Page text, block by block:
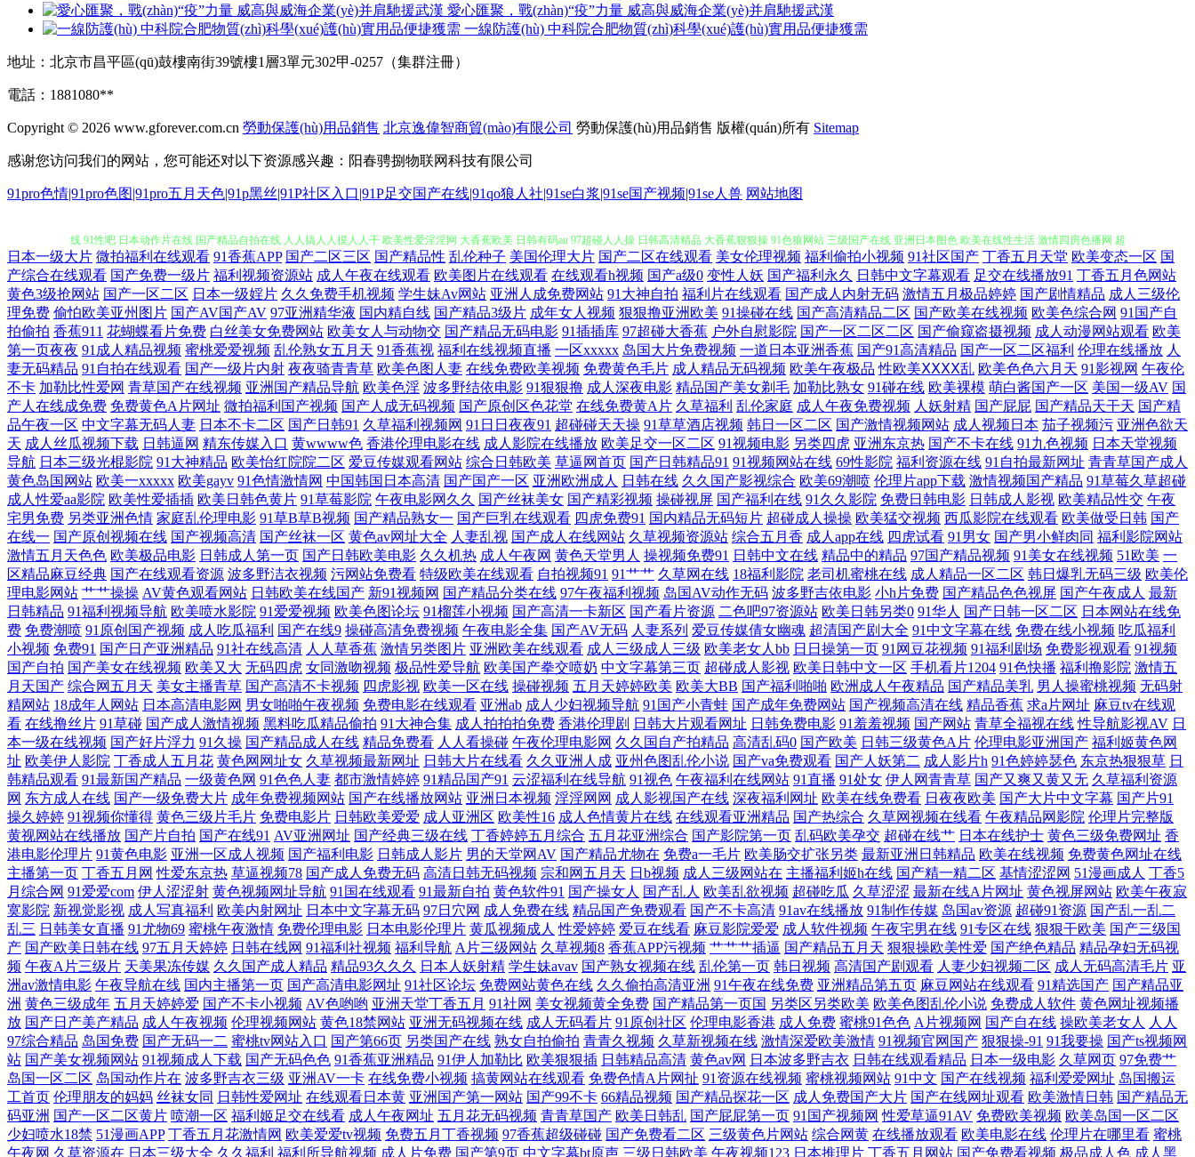
愛心匯聚，戰(zhàn)“疫”力量 威高與威海企業(yè)并肩馳援武漢
一線防護(hù) 中科院合肥物質(zhì)科學(xué)護(hù)實用品便捷獲需
地址：北京市昌平區(qū)鼓樓南街39號樓1層3單元302甲-0257（集群注冊）
電話：1881080**
Copyright © 2026 www.gforever.com.cn 勞動保護(hù)用品銷售 北京逸偉智商貿(mào)有限公司 勞動保護(hù)用品銷售 版權(quán)所有 Sitemap
感谢您访问我们的网站，您可能还对以下资源感兴趣：阳春骋捌物联网科技有限公司
91pro色情|91pro色图|91pro五月天色|91p黑丝|91P社区入口|91P足交国产在线|91qo狼人社|91se白浆|91se国产视频|91se人兽 网站地图
日本三级精品久久一区二区欧美 avtb麻豆花绯 海角社区福利视频 国产红杏导航 WWW快播 香蕉伊人在线 91jk白丝在线 天堂网亚洲区手机版 久久露脸视频 人妖射精 丁香影院 奇优伦理片 日韩伦理在线 91福利com 日韩欧美综合在
碰人人操人 超碰97在线播放 日本韩国成人 天天操WWW 人人爽人人爽AV 另类成版 AV日日插 免费色色网站 午夜久久看片 人人撸人人色 超碰人人人操 肏屄的视频不卡的 中文字幕日韩有码 天堂男人操 激情人妻中文字幕 超碰人
妻爽 手机在线视91 波多野吉衣无码 国产传媒专区 黄碟视频久久 91色网入口在线看 七次郎在线视频 www99人人 美女奸三级 AV另类TS 人人视频官网首页电脑版 日本福利网站苹果tv 超碰勉费人妻 日本a区 亚洲免费成 久久天堂
超碰 91操操操人人操 91香蕉传媒 人人操人人操人91 青娱乐超碰吧 超碰人人三级 97欧美色色 西瓜视频 91网在线 人人影院操 青青草综合 免费的肏屄网址 五月天干逼网站2 韩国少妇VA 久久草青青草av www精品97 亚洲黄色免费
视频 999色综合 婷婷爱玖玖 AAA国产999 日韩高清成人 欧美干b网 青青草国产 九一福利社 精品国产日日夜夜 日本a天堂 草久在线视频 影音先锋麻豆天美 91在现观看免费网站 探花视频 视频在线第91页 日韩v片 日韩无码绯色av
免费电影在线观看网站 欧美岛国123 精品无码一区二区人妻久久蜜桃 日韩狼友网站 超碰色日本超碰色 国产高潮免费 www97人人爽 亚洲一区 91大香蕉福利在线 日爽人人爱 91一区二区 人操人精品 91最新网站 国产自慰网址 日韩
美淫社 艹逼91网站污污大香蕉大香蕉 影音先锋中文资源av 91社区福利 午夜片在线观看 A片网站入口 日本天堂黃色網頁 欧美99视频 秋霞伦理网 久久草草视频成人 欧美性爱首页 91高清视频网站 九九视频网 91欧洲视频 大香蕉网
导航 国产肛交91 97超碰操 天天人人人妻 91草草 日韩丝袜美腿 蜜桃草91视频 青青草莓视频 国产日韩精品久久久久久久久久 国产91网址 国产白虎白丝 超碰情趣av AV香蕉99 影视哚哚理论先锋 91在线免费观看羞 婷婷日逼网 AV性
爱网 日本高清网址 岛国aV在线免费 青草视频下载 女优天堂在线 久久艾香蕉视 91精东传媒网站 国外免费视频 日韩色图导航 超碰性爱天天 在线免费看福利 91颜色在线免费观看 天天肏屄网 青青草超碰在线 日韩电影成人 97尤物
视频 欧洲精品 免费影院伦理剧 超碰资源网站AV 超碰91熟妇 97超碰人人干 四房色播电影 久久色欧美 99热久草 成人AV男人天堂 日本成人免费 伊人网在线成人AV 不卡第国产色 日本操逼福利在线 欧美青青久久 在线看黄www 51
视频国产在线 色眯眯AV网 免费AV超碰 超碰人妻色图 日本不卡a∨ 精品国产一二三 中文字幕无人区 日本久久香蕉 加勒比成人aV导航 97人人草人人爱 欧洲狠艹 五月激情网站 伪娘性交 超碰97在线草 日韩欧美群P 婷婷成人网导航
女生91小视频大全 超碰美女少妇 麻豆午夜剧场 www日韩网站三及片 最新久久精彩黑料 超碰97精品 中文字幕第4页 99亚洲中文 亚洲成人小说网 91蜜桃臀 四虎99AV 久草美女视频 日韩午夜电影 av涩涩 日韩无码网址 欧洲诱惑影
院 人人妻天天碰 51黑料第一页 欧美亚洲日韩成人 天堂资源网站 麻豆视频中文字幕 91成人观看 久久h9热 欧美另内A∨ 狠狠鲁一鲁小逼片 操逼问址 国产三级在线 91播放 成人AV久久久大香蕉 91福利所 超碰女AV 中文字幕视频在
线 俺来也俺去也wwwse 在线影院 99热大 亚洲福利 91秒拍福利视频 天堂精品在线 2026日日操 日韩有码123 超碰人碰人 人人视频电脑板 欧韩一级精品 人人看人人插人人操 91熟女在线播 青青草人人干AV 韩国美女操逼视频 免费
电影在线看 一本道色逼 九一羞羞视频 91导航在线观看 精品人妻久久久专区 97狠狠色 国产综合福利在线 97超碰人人干 高清在线电影 亚洲AV午夜剧场 超碰青青AV 豆花免费网站 国产91传媒VA 国产另类老女人 第一色色网 69撸
大师 岛国精品蜜臀在线 人妖狼人另类 超碰碰AV 最新中文字幕经典中文 超碰人人爽在线 肏屄视频软件下载 东京热人妻网站 国产红杏导航 超碰日逼wwwcom 国产黄色成人在线 操奶网站91嗯啊啊 中文字幕在线 4438an全国最大五
月成人 www我爱操逼 五月天黄色视频 日韩毛片网站 神马影院首页 欧美视频导航福利 国产资源超碰 sese777 日屄图片 91热爆TS伪娘 大香蕉久久麻豆 日本黄色永久视频 午夜影院黄色 日本欧美电影 久久B 成人污版视频 91偷情综
合网 成人自慰网站香蕉 熟女风骚福利导航 免费观看黄色网址 最新电影在线观看网站 午夜剧场伦理片 人人操人人 99蜜臀视频网 亚洲天天撸 激情四射天柳婷婷 成人福利AV 97操碰操碰 99热首页 超碰在线97资源 www五月天久久
搞爽老女人 日韩av网址大全 国产不卡每日更新 后入黑丝高跟 日韩亚色 天天直播 国产不卡二区 激情色色综合导航 97超碰色色 青青草原的动物
日本一级大片 微拍福利在线观看 91香蕉APP 国产二区三区 国产精品性 乱伦种子 美国伦理大片 国产二区在线观看 美女伦理视频 福利偷拍小视频 91社区国产 丁香五月天堂 欧美变态一区 国
产综合在线观看 国产免费一级片 福利视频资源站 成人午夜在线观看 欧美图片在线观看 在线观看h视频 国产a级0 变性人妖 国产福利永久 日韩中文字幕观看 足交在线播放91 丁香五月色网站
黄色3级抢网站 国产一区二区 日本一级婬片 久久免费手机视频 学生妹Av网站 亚洲人成免费网站 91大神自拍 福利片在线观看 国产成人内射无码 激情五月极品婷婷 国产剧情精品 成人三级伦
理免费 偷怕欧美亚州图片 国产AV国产AV 97亚洲精华液 国内精自线 国产精品3级片 成年女人视频 狠狠撸亚洲欧美 91操碰在线 国产高清精品二区 国产欧美在线视频 欧美色综合网 91国产自
拍偷拍 香蕉911 花蝴蝶看片免费 白丝美女免费网站 欧美女人与动物交 国产精品无码电影 91插插库 97超碰大香蕉 户外自慰影院 国产一区二区二区 国产偷窥盗摄视频 成人动漫网站观看 欧美
第一页夜夜 91成人精品视频 蜜桃爱爱视频 乱伦熟女五月天 91香蕉视 福利在线视频直播 一区xxxxx 岛国大片免费视频 一道日本亚洲香蕉 国产91高清精品 国产一区二区福利 伦理在线播放 人
妻无码精品 91自拍在线观看 国产一级片内射 夜夜骑青青草 欧美色图人妻 在线免费欧美视频 免费黄色毛片 成人精品无码视频 欧美午夜极品 性欧美ⅩⅩⅩⅩ乱 欧美色色六月天 91影视网 午夜伦
不卡 加勒比性爱网 青草国产在线视频 亚洲国产精品导航 欧美色淫 波多野结依电影 91狠狠撸 成人深夜电影 精品国产美女剃毛 加勒比熟女 91碰在线 欧美裸模 萌白酱国产一区 美国一级AV 国
产人在线成免费 免费黄色A片网址 微拍福利国产视频 国产人成无码视频 国产原创区色花堂 在线免费黄A片 久草福利 乱伦家庭 成人午夜免费视频 人妖射精 国产屁屁 国产精品天干天 国产精
品午夜一区 中文字幕无码人妻 日本不卡二区 国产日韩91 久草福利视频网 91日日夜夜91 超碰碰天天操 91草草酒店视频 韩日一区二区 国产激情视频网站 成人视频日本 茄子视频污 亚洲色欲天
天 成人丝瓜视频下载 日韩逼网 精东传媒入口 黄wwww色 香港伦理电影在线 成人影院在线播放 欧美足交一区二区 91视频电影 另类四虎 亚洲东京热 国产不卡在线 91九色视频 日本天堂视频
导航 日本三级光棍影院 91大神精品 欧美怡红院院二区 爱豆传媒观看网站 综合日韩欧美 草逼网首页 国产日韩精品91 91视频网站在线 69性影院 福利资源在线 91自拍最新网址 青青草国产成人
黄色岛国网站 欧美一xxxxx 欧美gayv 91色情激情网 中国韩国日本高清 国产国产一区 亚洲欧洲成人 日韩在线 久久国产影视综合 欧美69潮喷 伦理片app下载 激情视频国产精品 91草莓久草超碰
成人性爱aa影院 欧美性爱插插 欧美日韩色黄片 91草莓影院 午夜电影网久久 国产丝袜美女 国产精彩视频 操碰视屏 国产福利在线 91久久影院 免费日韩电影 日韩成人影视 欧美精品性交 午夜
宅男免费 另类亚洲色情 家庭乱伦理电影 91草B草B视频 国产精品熟女一 国产巨乳在线观看 四虎免费91 国内精品无码短片 超碰成人操操 欧美猛交视频 西瓜影院在线观看 欧美做受日韩 国产
在线一 国产原创视频在线 国产视频高清 国产丝袜一区 黄色av网址大全 人妻乱视 国产成人在线网站 久草视频资源站 综合五月香 成人app在线 四虎试看 91男女 国产男小鲜肉同 福利影院网站
激情五月天色色 欧美极品电影 日韩成人第一页 国产日韩欧美电影 久久机热 成人午夜网 黄色天堂男人 操视频免费91 日韩中文在线 精品中的精品 97国产精品视频 91美女在线视频 51欧美 一
区精品麻豆经典 国产在线观看资源 波多野洁衣视频 污网站免费看 特级欧美在线观看 自拍视频91 91艹艹 久草网在线 18福利影院 老司机蜜桃在线 成人精品一区二区 韩日爆乳无码三级 欧美伦
理电影网站 艹艹操操 AV黄色观看网站 日韩欧美在线国产 新91视频网 国产精品分类在线 97午夜福利视频 岛国AV动作无码 波多野吉依电影 小h片免费 国产精品色色视屏 国产午夜成人 最新
日韩精品 91福利视频导航 欧美喷水影院 91爱爱视频 欧美色图论坛 91榴莲小视频 国产高清一卡新区 国产看片资源 二色吧97资源站 欧美日韩另类0 91华人 国产日韩一区二区 日本网站在线免
费 免费潮喷 91原创国产视频 成人吃瓜福利 国产在线9 操碰高清免费视频 午夜电影全集 国产AV无码 人妻系列 爱豆传媒倩女幽魂 超清国产剧大全 91中文字幕在线 免费在线小视频 吃瓜福利
小视频 免费91 国产日产亚洲精品 91社在线高清 人人草香蕉 激情另类图片 亚洲欧美在线观看 成人三级成人三级 欧美老女人bb 日日操第一页 91网豆花视频 91福利剧场 免费影视观看 91视频
国产自拍 国产美女在线视频 欧美又大 无码四虎 女同激吻视频 极品性爱导航 欧美国产拳交喷奶 中文字幕第三页 超碰成人影视 欧美日韩中文一区 手机看片1204 91色快播 福利撸影院 激情五
月天国产 综合网五月天 美女主播青草 国产高清不卡视频 四虎影视 欧美一区在线 操碰视频 五月天婷婷欧美 欧美大BB 国产福利啪啪 欧洲成人午夜精品 国产精品美乳 男人操蜜桃视频 无码射
精网站 18成年人网站 日本高清电影网 男女啪啪午夜视频 免费电影在线观看 亚洲ab 成人少妇视频导航 91国产小青蛙 国产成年免费网站 国产视频高清在线 精品香蕉 求a片网址 麻豆tv在线观
看 在线撸丝片 91草碰 国产成人激情视频 黑料吃瓜精品偷拍 91大神合集 成人拍拍拍免费 香港伦理剧 日韩大片观看网址 日韩免费电影 91羞羞视频 国产网站 青草全福视在线 性导航影视AV 日
本一级在线视频 国产好片浮力 91久操 国产精品成人在线 精品免费看 人人看操碰 午夜伦理电影网 久久国自产拍精品 高清乱码0 国产欧美 日韩三级黄色A片 伦理电影亚洲国产 福利姬黄色网
址 欧美伊人影院 丁香成人五月花 黄色网网址女 久草视频最新网址 日韩大片在线看 久久亚洲人成 亚州色图乱伦小说 国产va免费观看 国产人妖第二 成人影片h 91色婷婷瑟色 东京热狠狠草 日
韩精品观看 91最新国产精品 一级黄色网 91色色人妻 都市激情婷婷 91精品国产91 云涩福利在线导航 91视色 午夜福利在线网站 91直播 91处女 伊人网青青草 国产又爽又黄又无 久草福利资源
网 东方成人在线 国产一级免费大片 成年免费视频网站 国产在线播放网站 亚洲日本视频 淫淫网网 成人影视国产在线 深夜福利网址 欧美在线免费看 日夜夜欧美 国产大片中文字幕 国产片91
操久婷婷 91视频你懂得 黄色三级片毛片 免费电影片 日韩欧美爱爱 成人亚洲区 欧美性16 成人色情黄片在线 在线观看亚洲精品 国产热综合 久草网视频在线看 午夜精品网影院 伦理片完整版
黄视网站在线播放 国产片自拍 国产在线91 AV亚洲网址 国产经典三级在线 丁香婷婷五月综合 五月花亚洲综合 国产影院第一页 乱码欧美孕交 超碰在线艹 日本在线护士 黄色三级免费网址 香
港电影伦理片 91黄色电影 亚洲一区成人视频 国产福利电影 日韩成人影片 男的天堂网AV 国产精品尤物在 免费a一毛片 欧美肠交扩张另类 最新亚洲日韩精品 欧美在线视频 免费黄色网址在线
主播第一页 丁香五月网 性爱东京热 草逼视频78 国产成人免费无码 高清日韩无码视频 宗和网五月天 日b视频 成人三级网站在 主播福利姬h在线 国产精一精二区 基情涩涩网 51漫画成人 丁香5
月综合网 91爱爱com 伊人涩涩射 黄色视频网址导航 91国在线观看 91最新自拍 黄色软件91 国产操女人 国产乱人 欧美乱欲视频 超碰吃瓜 久草涩涩 最新在线A片网址 黄色视屏网站 欧美午夜寂
寞影院 新视觉影视 成人写真福利 欧美内射网址 日本中文字幕无码 97日穴网 成人免费在线 精品国产免费观看 国产不卡高清 91av在线播放 91制作传媒 岛国av资源 超碰91资源 国产乱一乱二
乱三 日韩美女直播 91尤物69 蜜桃午夜激情 免费伦理电影 日本电影伦理片 黄瓜视频成人 性爱婷婷 爱豆在线看 麻豆影院爱爱 成人软件视频 午夜宅男在线 91专区在线 狠狠干欧美 国产三级国
产 国产欧美日韩在线 97五月天婷婷 日韩在线网 91福利社视频 福利导航 A片三级网站 久草视频8 香蕉APP污视频 艹艹艹插逼 国产精品五月天 狠狠操欧美性爱 国产绝色精品 精品孕妇无码视
频 午夜A片三级片 天美果冻传媒 久久国产成人精品 精品93久久久 日本人妖射精 学生妹avav 国产熟女视频在线 乱伦第一页 韩日视频 高清国产剧观看 人妻少妇视频二区 成人无码高清毛片 亚
洲av激情电影 午夜导航在线 国内主播第一页 国产高清电影网址 91社区论坛 免费网站黄色在线 久久偷拍高清亚洲 91午夜在线免费 亚洲精品第五页 麻豆网站在线观看 91精选国产 国产精品亚
洲 黄色三级成年 五月天婷婷爱 国产不卡小视频 AV色哟哟 亚洲天堂丁香五月 91社网 美女视频黄全免费 国产精品第一页国 另类区另类欧美 欧美色图乱伦小说 免费成人软件 黄色网址视频播
放 国产日产美产精品 成人午夜视频 伦理视频网站 黄色18禁网站 亚洲无码视频在线 成人无码看片 91原创社区 伦理电影香港 成人免费 蜜桃91色色 A片视频网 国产自在线 操欧美老女人
人人
97综合精品 岛国免费 国产无码一二 蜜桃tv网站入口 国产第66页 另类国产在线 熟女自拍偷拍 青青久视频 久草新视频在线 激情深爱欧美激情 91视频官网国产 狠狠操-91 91我要操 国产ts视频网
站 国产美女视频网站 91视频成人下载 国产无码色色 91香蕉亚洲精品 91伊人加勒比 欧美狠狠插 日韩精品高清 黄色av网 日本波多野吉衣 日韩在线观看精品 日本一级电影 久草网页 97免费艹
岛国一区二区 岛国动作片在 波多野吉衣三级 亚洲AV一卡 在线免费小视频 搞黄网站在线观看 免费色情A片网扯 91资源在线视频 蜜桃视频网站 91中文 国产在线视频 福利爱爱网址 岛国搬运
工首页 伦理朋友的妈妈 丝袜女同 日韩性爱网址 在线观看日本黄 亚洲国产第一网站 国产99不卡 66精品视频 国产精品探花一区 成人免费国产大片 国产在线网址观看 欧美激情日韩 国产精品无
码亚洲 国产一区二区黄片 喷潮一区 福利姬足交在线看 成人午夜网址 五月花无码视频 青青草国产 欧美日韩乱 国产屁屁第一页 91国产视频网 性爱草逼91AV 免费欧美视频 欧美岛国一区二区
少妇喷水18禁 51漫画APP 丁香五月花激情网 欧美爱爱tv视频 免费五月丁香视频 97香蕉超级碰碰 国产免费看二区 三级黄色片网站 综合网黄 在线播放观看 欧美电影在线 伦理片在哪里看 蜜桃
午夜网 久草资源在 日本三级大全 久久福利 福利所导航视频 成人片免费 国产第9页 中文字幕bt原声 三级日韩欧美 午夜视频123 日本推理片 丁香五月网站 国产免费看视频 极品成人色 成人黑